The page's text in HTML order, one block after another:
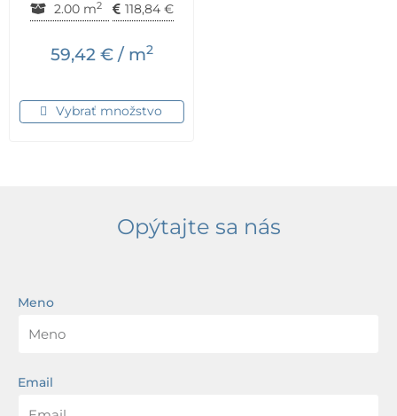
2.00 m2 118,84 €
59,42 €/ m2
Vybrať množstvo
Opýtajte sa nás
Meno
Email